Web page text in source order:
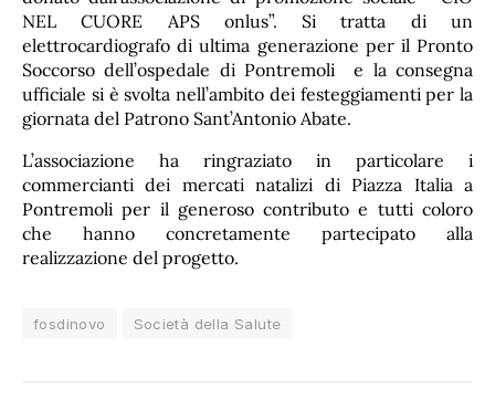
NEL CUORE APS onlus”. Si tratta di un
elettrocardiografo di ultima generazione per il Pronto
Soccorso dell’ospedale di Pontremoli e la consegna
ufficiale si è svolta nell’ambito dei festeggiamenti per la
giornata del Patrono Sant’Antonio Abate.
L’associazione ha ringraziato in particolare i
commercianti dei mercati natalizi di Piazza Italia a
Pontremoli per il generoso contributo e tutti coloro
che hanno concretamente partecipato alla
realizzazione del progetto.
fosdinovo Società della Salute